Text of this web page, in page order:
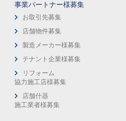
事業パートナー様募集
お取引先募集
店舗物件募集
製造メーカー様募集
テナント企業様募集
リフォーム
協力施工店様募集
店舗什器
施工業者様募集